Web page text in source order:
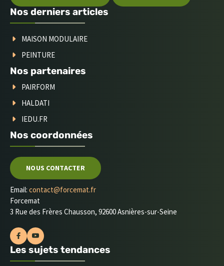
Nos derniers articles
MAISON MODULAIRE
PEINTURE
Nos partenaires
PAIRFORM
HALDATI
IEDU.FR
Nos coordonnées
NOUS CONTACTER
Email: contact@forcemat.fr
Forcemat
3 Rue des Frères Chausson, 92600 Asnières-sur-Seine
Les sujets tendances